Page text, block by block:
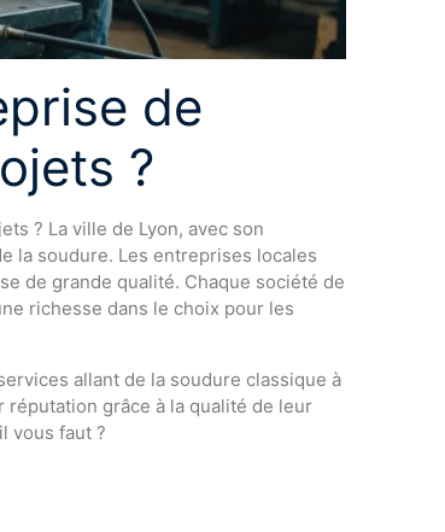
de
?
? La ville de Lyon, avec son
la soudure. Les entreprises locales
de grande qualité. Chaque société de
richesse dans le choix pour les
allant de la soudure classique à
grâce à la qualité de leur
vous faut ?